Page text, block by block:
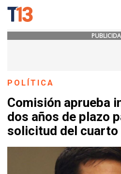
POLÍTICA
Comisión aprueba
dos años de plazo
solicitud del